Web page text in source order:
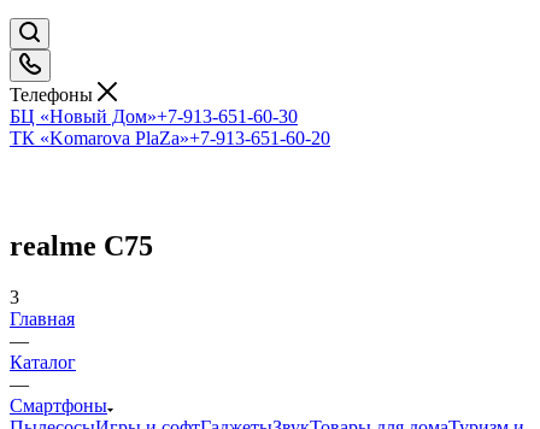
Телефоны
БЦ «Новый Дом»+7-913-651-60-30
ТК «Komarova PlaZa»+7-913-651-60-20
realme C75
3
Главная
—
Каталог
—
Смартфоны